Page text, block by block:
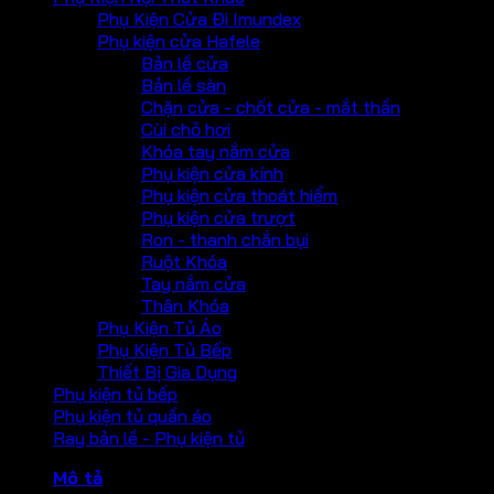
Phụ Kiện Cửa Đi Imundex
Phụ kiện cửa Hafele
Bản lề cửa
Bản lề sàn
Chặn cửa - chốt cửa - mắt thần
Cùi chỏ hơi
Khóa tay nắm cửa
Phụ kiện cửa kính
Phụ kiện cửa thoát hiểm
Phụ kiện cửa trượt
Ron - thanh chắn bụi
Ruột Khóa
Tay nắm cửa
Thân Khóa
Phụ Kiện Tủ Áo
Phụ Kiện Tủ Bếp
Thiết Bị Gia Dụng
Phụ kiện tủ bếp
Phụ kiện tủ quần áo
Ray bản lề - Phụ kiện tủ
Mô tả